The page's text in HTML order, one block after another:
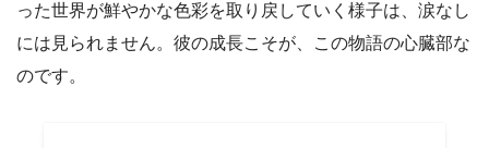
った世界が鮮やかな色彩を取り戻していく様子は、涙なし
には見られません。彼の成長こそが、この物語の心臓部な
のです。